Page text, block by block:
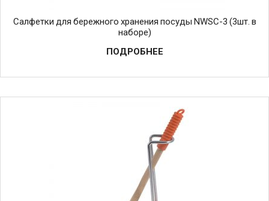
Салфетки для бережного хранения посуды NWSC-3 (3шт. в
наборе)
ПОДРОБНЕЕ